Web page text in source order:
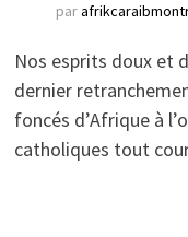
par
Nos esprits doux et
dernier
foncés d’Afrique à
catholiques tout